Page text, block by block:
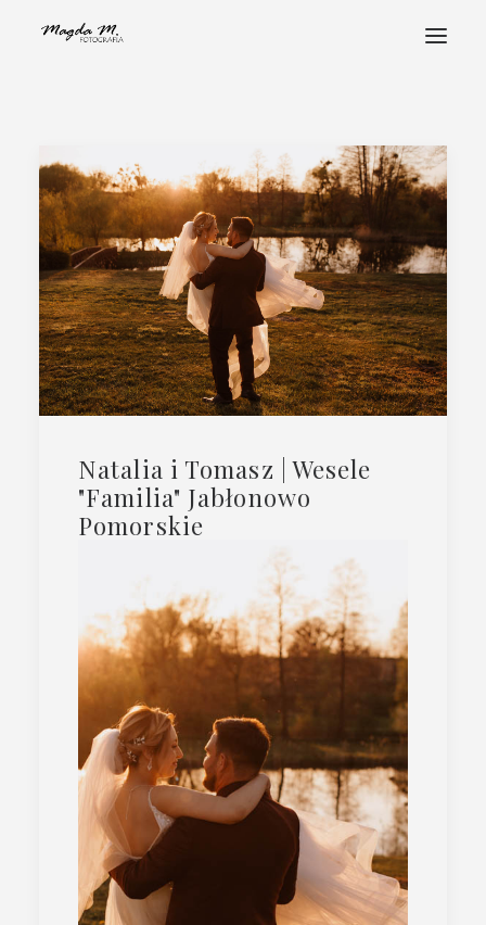
PORTFOLIO
FOTOHISTORIE
ALBUMY
STREFA KLIENTA
KONTAKT
Natalia i Tomasz | Wesele
"Familia" Jabłonowo
Pomorskie